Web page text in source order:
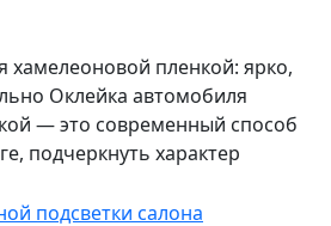
хамелеоновой пленкой: ярко,
Оклейка автомобиля
— это современный способ
подчеркнуть характер